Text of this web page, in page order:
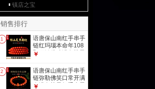
镇店之宝
销售排行
1
语唐保山南红手串手
链红玛瑙本命年108
颗项链佛珠满色柿子
物一证】5mm
￥
2
语唐保山南红手串手
链弥勒佛笑口常开满
肉满色柿子红手串男
￥